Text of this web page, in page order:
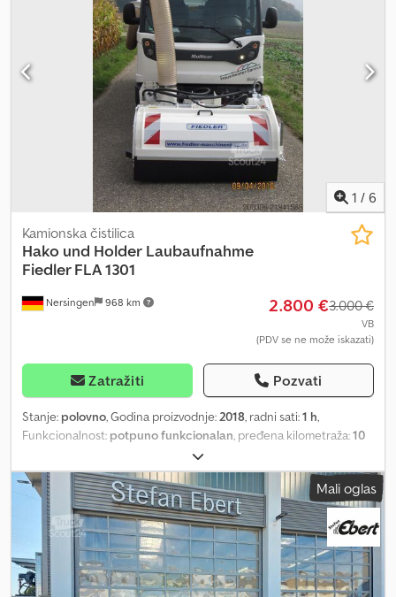
1 / 6
Nersingen 968 km
Kamionska čistilica
Hako und Holder Laubaufnahme
Fiedler FLA 1301
2.800 €3.000 €
VB
(PDV se ne može iskazati)
Zatražiti Pozvati
Stanje: polovno, Godina proizvodnje: 2018, radni sati:1 h,
Funkcionalnost: potpuno funkcionalan , pređena kilometraža:10
, Fiedler FLA 1301 uređaj za
sakupljanje lišća. Prednji priključak, pogodan za Multicar Furmo,
Holder, Hako - Radna širina 130 cm - Sa hidrauličnim bočnim
pomeranjem 400 mm udesno - Uključuje osovinu sa zupcima za
sakupljanje lišća na putevima od tucanika i osovinu sa
poliuretanom za upotrebu na čvrstim podlogama - Specijalno
belo farbanje (RAL 9010) Dodpfx Aoy Sxmaeamjkr - Godina
proizvodnje 2018 - Stanje: Klasa 1 (praktično kao novo)
Mali oglas